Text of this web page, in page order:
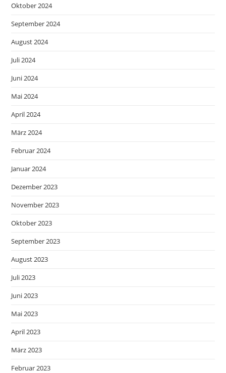
Oktober 2024
September 2024
August 2024
Juli 2024
Juni 2024
Mai 2024
April 2024
März 2024
Februar 2024
Januar 2024
Dezember 2023
November 2023
Oktober 2023
September 2023
August 2023
Juli 2023
Juni 2023
Mai 2023
April 2023
März 2023
Februar 2023